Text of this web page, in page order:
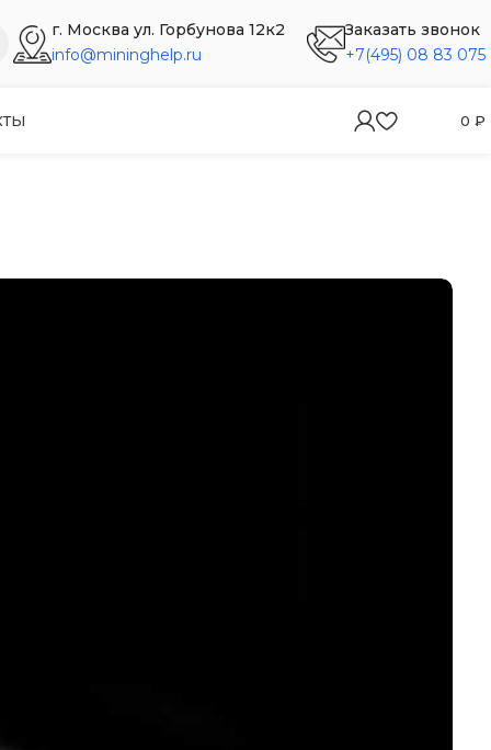
г. Москва ул. Горбунова 12к2
info@mininghelp.ru
Заказать звонок
+7(495) 08 83 075
0 ₽